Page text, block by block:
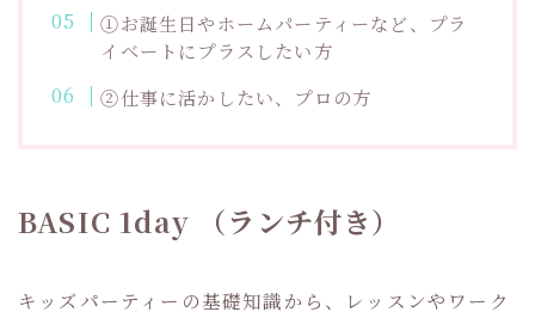
①お誕生日やホームパーティーなど、プラ
イベートにプラスしたい方
②仕事に活かしたい、プロの方
BASIC 1day （ランチ付き）
キッズパーティーの基礎知識から、レッスンやワーク